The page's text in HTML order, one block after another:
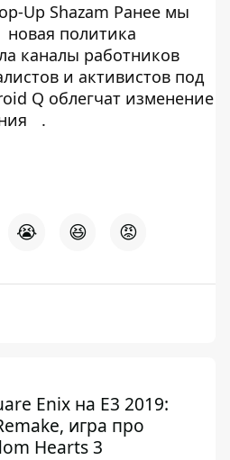
Up Shazam Ранее мы
новая политика
каналы работников
и активистов под
Q облегчат изменение
.
😭 😆 😡
Enix на E3 2019:
игра про
Hearts 3